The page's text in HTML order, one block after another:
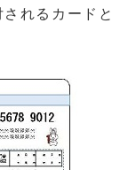
れるカードと